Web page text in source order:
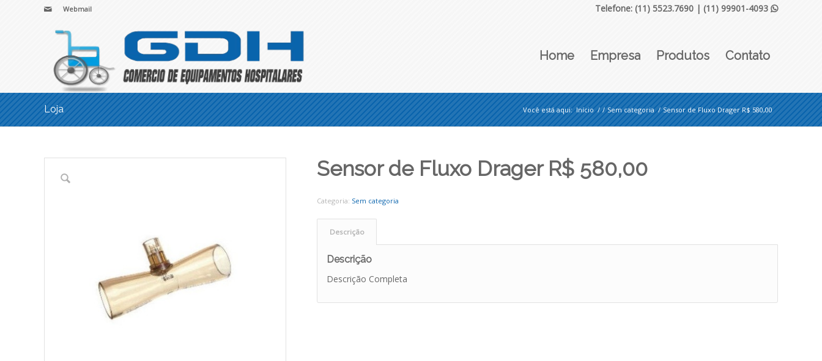
Webmail Telefone: (11) 5523.7690 | (11) 99901-4093 
Home Empresa Produtos Contato
Loja Você está aqui: Início / / Sem categoria / Sensor de Fluxo Drager R$ 580,00
Sensor de Fluxo Drager R$ 580,00
Categoria: Sem categoria
Descrição
Descrição
Descrição Completa